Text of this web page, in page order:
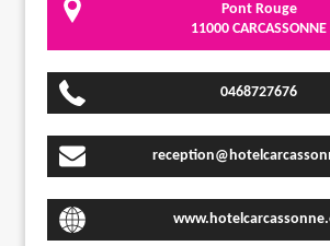
Pont Rouge
11000 CARCASSONNE
0468727676